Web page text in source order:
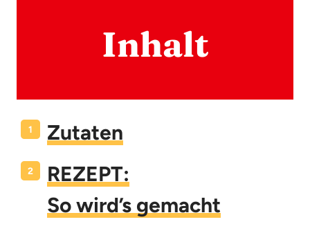
Inhalt
Zutaten
REZEPT:
So wird’s gemacht